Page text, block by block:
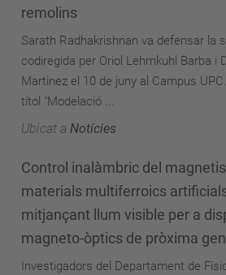
remolins
Sarath Radhakrishnan va defensar la
codiregida per Oriol Lehmkuhl Barba i
Martinez el 10 de juny al Campus
títol "Modelació ...
Ubicat a Notícies
Control inalàmbric del
materials multiferroics
mitjançant llum visible per a
magneto-òptics de pròxima
Investigadors del Departament de